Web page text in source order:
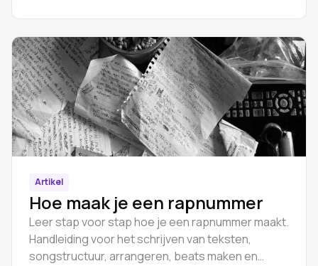
Artikel
Hoe maak je een rapnummer
Leer stap voor stap hoe je een rapnummer maakt.
Handleiding voor het schrijven van teksten,
songstructuur, arrangeren, beats maken en